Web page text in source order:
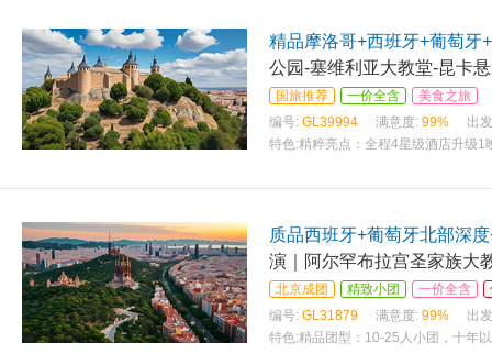
精品摩洛哥+西班牙+葡萄牙
公园-塞维利亚大教堂-昆卡
国旅推荐 一价全含
美食之旅
编号: GL39994 满意度: 99%
出
特色:精粹亮点：全程4星级酒店升级1
质品西班牙+葡萄牙北部深
演｜阿尔罕布拉宫圣家族大
北京成团 精致小团 一价全含
编号: GL31879 满意度: 99%
出
特色:精品团型：10-25人小团，十年